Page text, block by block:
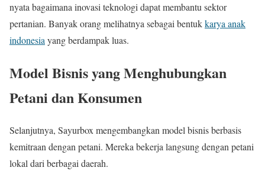
nyata bagaimana inovasi teknologi dapat membantu sektor
pertanian. Banyak orang melihatnya sebagai bentukkarya anak
indonesia yang berdampak luas.
Model Bisnis yang Menghubungkan
Petani dan Konsumen
Selanjutnya, Sayurbox mengembangkan model bisnis berbasis
kemitraan dengan petani. Mereka bekerja langsung dengan petani
lokal dari berbagai daerah.